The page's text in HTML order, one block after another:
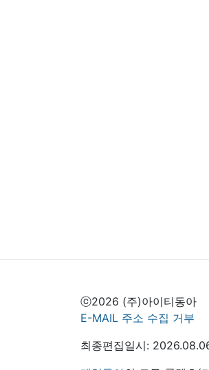
ⓒ2026 (주)아이티동아
E-MAIL 주소 수집 거부
최종편집일시: